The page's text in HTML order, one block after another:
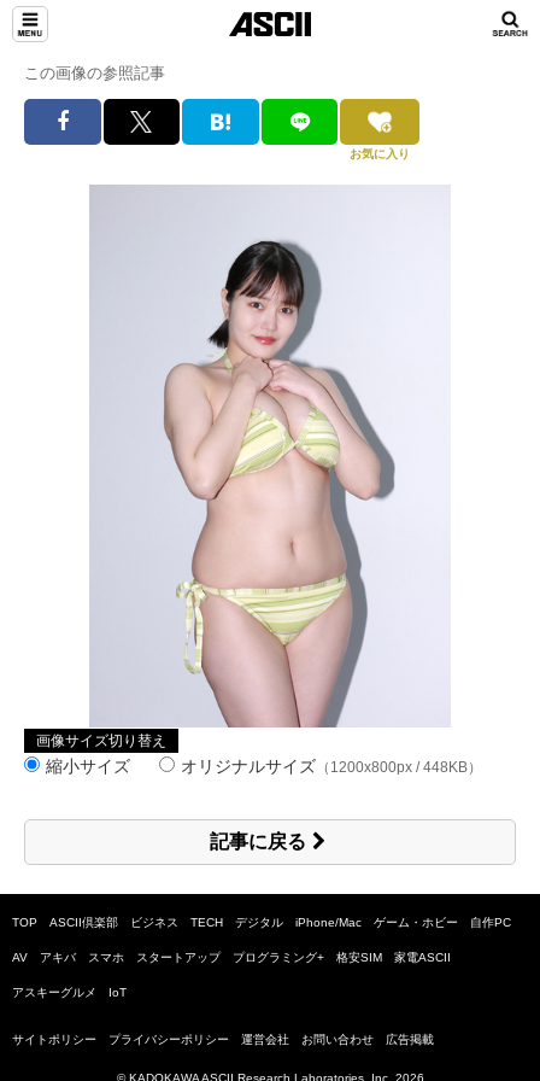
この画像の参照記事
お気に入り
画像サイズ切り替え
縮小サイズ オリジナルサイズ （1200x800px / 448KB）
記事に戻る
TOP ASCII倶楽部 ビジネス TECH デジタル iPhone/Mac ゲーム・ホビー 自作PC
AV アキバ スマホ スタートアップ プログラミング+ 格安SIM 家電ASCII
アスキーグルメ IoT
サイトポリシー プライバシーポリシー 運営会社 お問い合わせ 広告掲載
© KADOKAWA ASCII Research Laboratories, Inc. 2026